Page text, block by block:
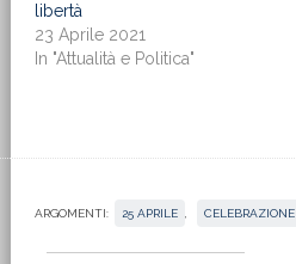
libertà
23 Aprile 2021
In "Attualità e Politica"
ARGOMENTI: 25 APRILE CELEBRAZIONE